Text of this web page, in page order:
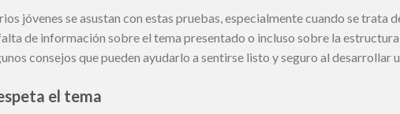
jóvenes se asustan con estas pruebas, especialmente cuando se trata
de información sobre el tema presentado o incluso sobre la
consejos que pueden ayudarlo a sentirse listo y seguro al desarrollar
el tema